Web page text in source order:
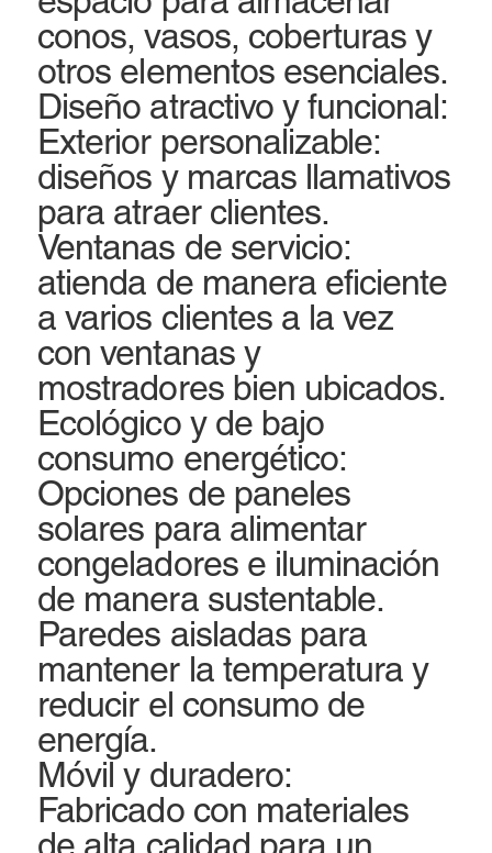
conos, vasos, coberturas y
otros elementos esenciales.
Diseño atractivo y funcional:
Exterior personalizable:
diseños y marcas llamativos
para atraer clientes.
Ventanas de servicio:
atienda de manera eficiente
a varios clientes a la vez
con ventanas y
mostradores bien ubicados.
Ecológico y de bajo
consumo energético:
Opciones de paneles
solares para alimentar
congeladores e iluminación
de manera sustentable.
Paredes aisladas para
mantener la temperatura y
reducir el consumo de
energía.
Móvil y duradero:
Fabricado con materiales